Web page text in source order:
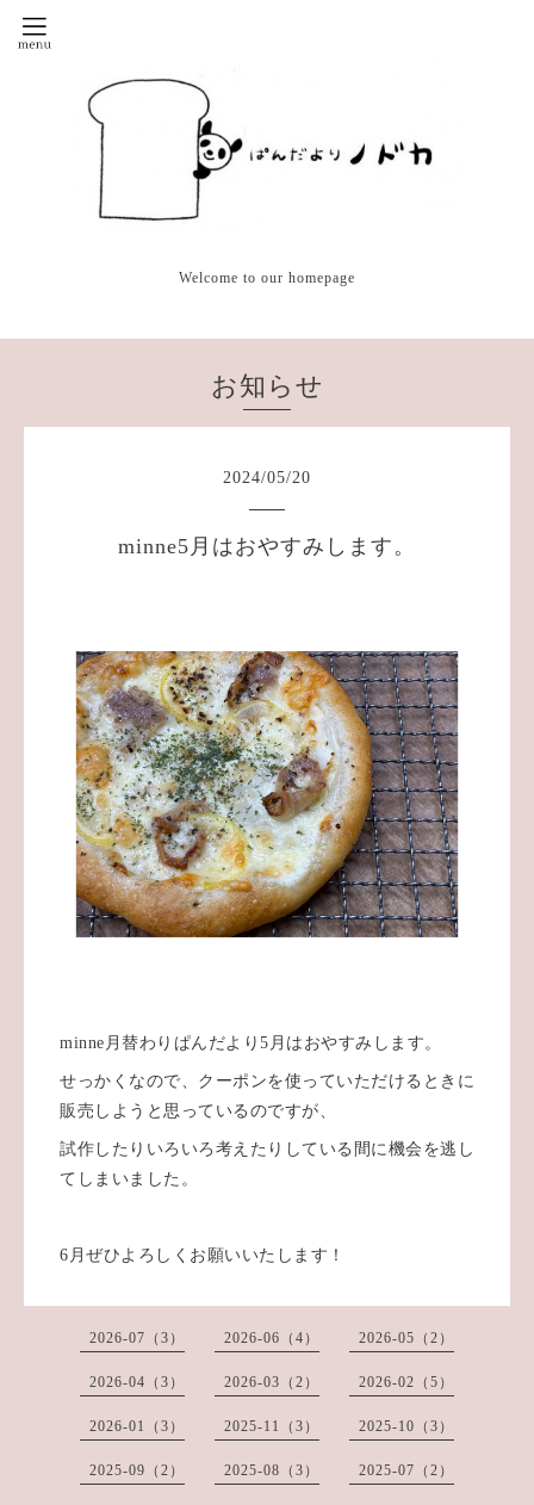
Welcome to our homepage
お知らせ
2024/05/20
minne5月はおやすみします。
minne月替わりぱんだより5月はおやすみします。
せっかくなので、クーポンを使っていただけるときに
販売しようと思っているのですが、
試作したりいろいろ考えたりしている間に機会を逃し
てしまいました。
6月ぜひよろしくお願いいたします！
2026-07（3） 2026-06（4） 2026-05（2）
2026-04（3） 2026-03（2） 2026-02（5）
2026-01（3） 2025-11（3） 2025-10（3）
2025-09（2） 2025-08（3） 2025-07（2）